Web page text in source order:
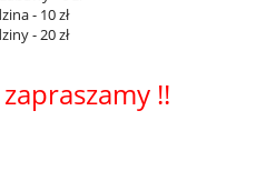
- 10 zł
- 20 zł
!!